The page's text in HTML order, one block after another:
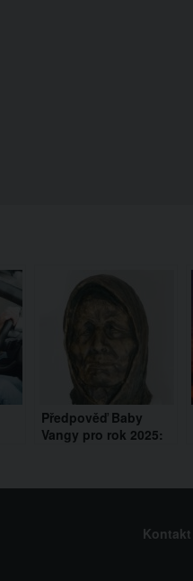
Předpověď Baby
Vangy pro rok 2025:
Kontakt